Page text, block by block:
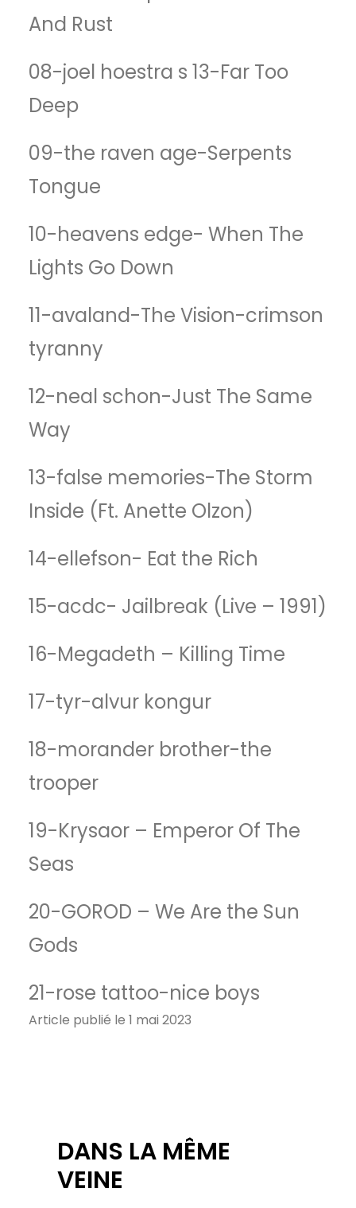
And Rust
08-joel hoestra s 13-Far Too
Deep
09-the raven age-Serpents
Tongue
10-heavens edge- When The
Lights Go Down
11-avaland-The Vision-crimson
tyranny
12-neal schon-Just The Same
Way
13-false memories-The Storm
Inside (Ft. Anette Olzon)
14-ellefson- Eat the Rich
15-acdc- Jailbreak (Live – 1991)
16-Megadeth – Killing Time
17-tyr-alvur kongur
18-morander brother-the
trooper
19-Krysaor – Emperor Of The
Seas
20-GOROD – We Are the Sun
Gods
21-rose tattoo-nice boys
Article publié le 1 mai 2023
DANS LA MÊME
VEINE